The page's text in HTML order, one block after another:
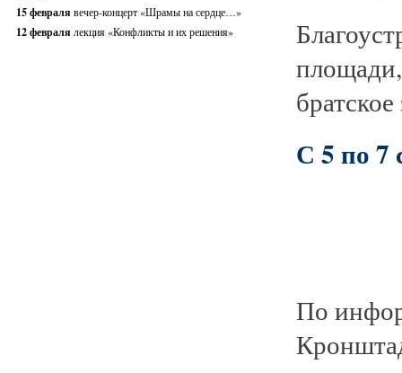
15 февраля вечер-концерт «Шрамы на сердце…»
12 февраля лекция «Конфликты и их решения»
С 5 по 7
По